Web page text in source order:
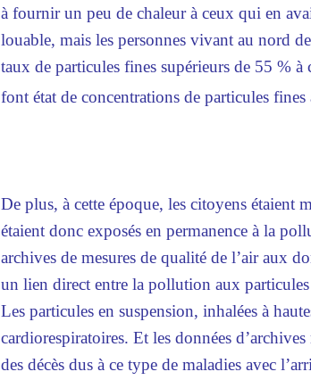
à fournir un peu de chaleur à ceux qui en
louable, mais les personnes vivant au nord
taux de particules fines supérieurs de 55 %
font état de concentrations de particules
De plus, à cette époque, les citoyens étaient
étaient donc exposés en permanence à la
archives de mesures de qualité de l’air aux
un lien direct entre la pollution aux particules
Les particules en suspension, inhalées à
cardiorespiratoires. Et les données
des décès dus à ce type de maladies avec